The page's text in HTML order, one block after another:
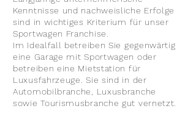
Kenntnisse und nachweisliche Erfolge
sind in wichtiges Kriterium für unser
Sportwagen Franchise.
Im Idealfall betreiben Sie gegenwärtig
eine Garage mit Sportwagen oder
betreiben eine Mietstation für
Luxusfahrzeuge. Sie sind in der
Automobilbranche, Luxusbranche
sowie Tourismusbranche gut vernetzt.